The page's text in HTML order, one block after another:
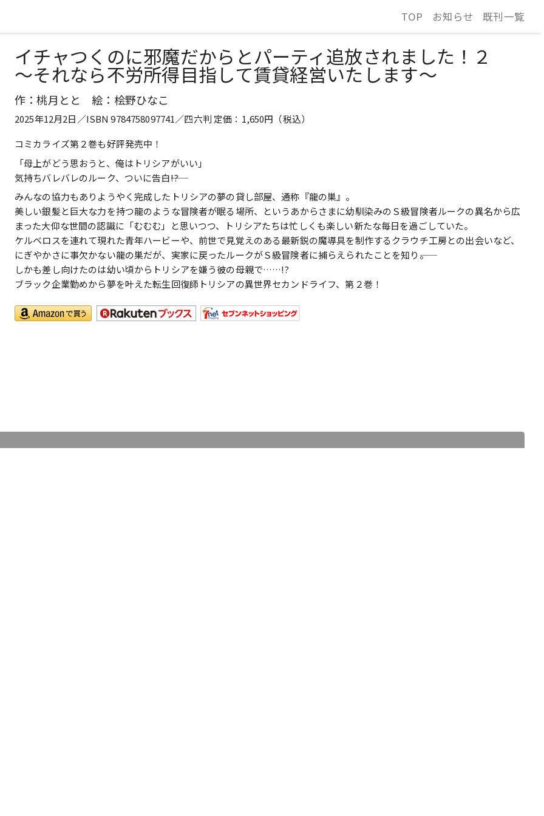
TOP お知らせ 既刊一覧
イチャつくのに邪魔だからとパーティ追放されました！２
～それなら不労所得目指して賃貸経営いたします～
作：桃月とと 絵：桧野ひなこ
2025年12月2日／ISBN 9784758097741／四六判 定価：1,650円（税込）
コミカライズ第２巻も好評発売中！
「母上がどう思おうと、俺はトリシアがいい」
気持ちバレバレのルーク、ついに告白――!?
みんなの協力もありようやく完成したトリシアの夢の貸し部屋、通称『龍の巣』。
美しい銀髪と巨大な力を持つ龍のような冒険者が眠る場所、というあからさまに幼馴染みのＳ級冒険者ルークの異名から広
まった大仰な世間の認識に「むむむ」と思いつつ、トリシアたちは忙しくも楽しい新たな毎日を過ごしていた。
ケルベロスを連れて現れた青年ハービーや、前世で見覚えのある最新鋭の魔導具を制作するクラウチ工房との出会いなど、
にぎやかさに事欠かない龍の巣だが、実家に戻ったルークがＳ級冒険者に捕らえられたことを知り――。
しかも差し向けたのは幼い頃からトリシアを嫌う彼の母親で……!?
ブラック企業勤めから夢を叶えた転生回復師トリシアの異世界セカンドライフ、第２巻！